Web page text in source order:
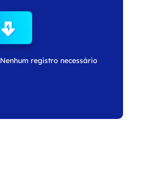
Nenhum registro necessário